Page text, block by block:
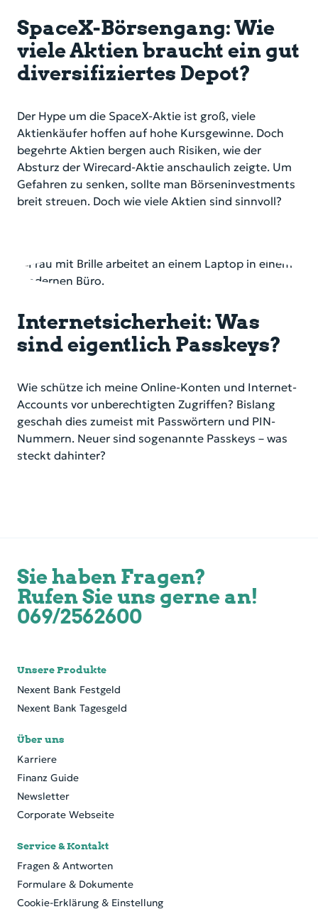
SpaceX-Börsengang: Wie
viele Aktien braucht ein gut
diversifiziertes Depot?
Der Hype um die SpaceX-Aktie ist groß, viele
Aktienkäufer hoffen auf hohe Kursgewinne. Doch
begehrte Aktien bergen auch Risiken, wie der
Absturz der Wirecard-Aktie anschaulich zeigte. Um
Gefahren zu senken, sollte man Börseninvestments
breit streuen. Doch wie viele Aktien sind sinnvoll?
Internetsicherheit: Was
sind eigentlich Passkeys?
Wie schütze ich meine Online-Konten und Internet-
Accounts vor unberechtigten Zugriffen? Bislang
geschah dies zumeist mit Passwörtern und PIN-
Nummern. Neuer sind sogenannte Passkeys – was
steckt dahinter?
Sie haben Fragen?
Rufen Sie uns gerne an!
069/2562600
Unsere Produkte
Nexent Bank Festgeld
Nexent Bank Tagesgeld
Über uns
Karriere
Finanz Guide
Newsletter
Corporate Webseite
Service & Kontakt
Fragen & Antworten
Formulare & Dokumente
Cookie-Erklärung & Einstellung